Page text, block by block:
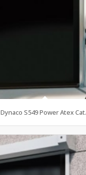
Dynaco S549 Power Atex